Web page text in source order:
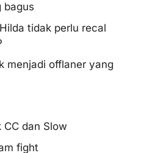
bagus
tidak perlu recal
menjadi offlaner yang
dan Slow
fight